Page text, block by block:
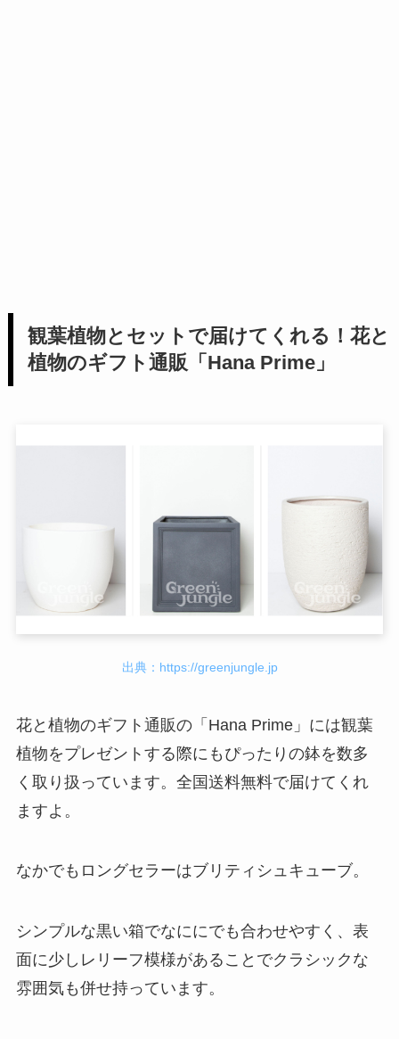
観葉植物とセットで届けてくれる！花と
植物のギフト通販「Hana Prime」
出典：https://greenjungle.jp
花と植物のギフト通販の「Hana Prime」には観葉
植物をプレゼントする際にもぴったりの鉢を数多
く取り扱っています。全国送料無料で届けてくれ
ますよ。
なかでもロングセラーはブリティシュキューブ。
シンプルな黒い箱でなににでも合わせやすく、表
面に少しレリーフ模様があることでクラシックな
雰囲気も併せ持っています。